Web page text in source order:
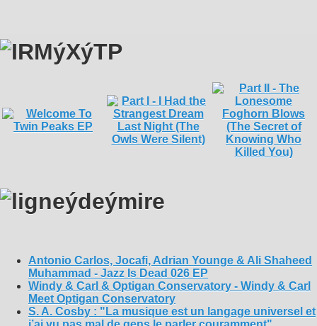
Antonio Carlos, Jocafi, Adrian Younge & Ali Shaheed
Muhammad - Jazz Is Dead 026 EP
Windy & Carl & Optigan Conservatory - Windy & Carl
Meet Optigan Conservatory
S. A. Cosby : "La musique est un langage universel et